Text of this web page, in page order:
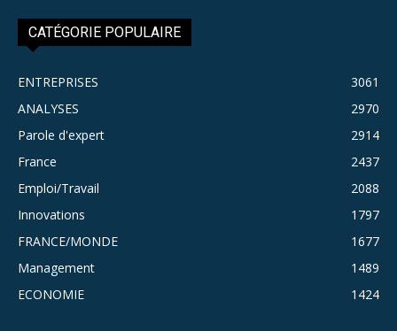
CATÉGORIE POPULAIRE
ENTREPRISES
3061
ANALYSES
2970
Parole d'expert
2914
France
2437
Emploi/Travail
2088
Innovations
1797
FRANCE/MONDE
1677
Management
1489
ECONOMIE
1424